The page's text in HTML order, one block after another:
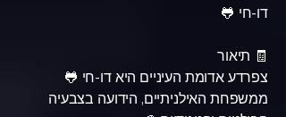
דו-חי 🐸
🧾 תיאור
צפרדע אדומת העיניים היא דו-חי 🐸
ממשפחת האילניתיים, הידועה בצבעיה